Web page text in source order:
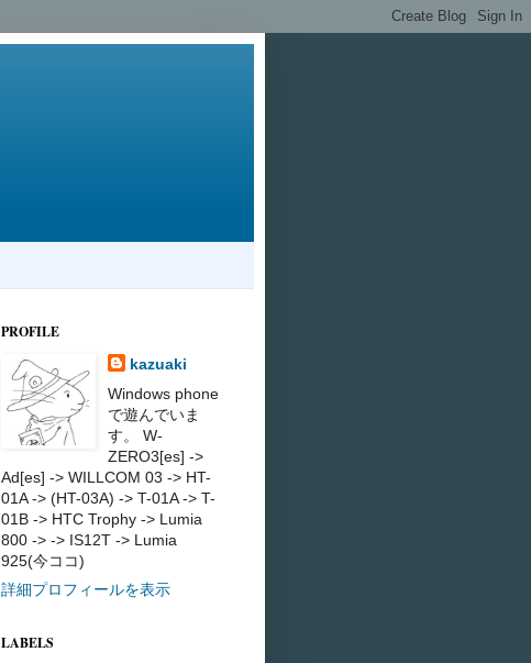
PROFILE
kazuaki
Windows phone
で遊んでいま
す。 W-
ZERO3[es] ->
Ad[es] -> WILLCOM 03 -> HT-
01A -> (HT-03A) -> T-01A -> T-
01B -> HTC Trophy -> Lumia
800 -> -> IS12T -> Lumia
925(今ココ)
詳細プロフィールを表示
LABELS